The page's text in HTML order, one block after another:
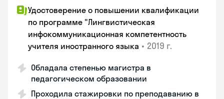
Удостоверение о повышении квалификации
по программе "Лингвистическая
инфокоммуникационная компетентность
учителя иностранного языка • 2019 г.
Обладала степенью магистра в
педагогическом образовании
Проходила стажировки по преподаванию в